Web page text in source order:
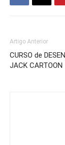
Artigo Anterior
CURSO de
JACK CARTOON